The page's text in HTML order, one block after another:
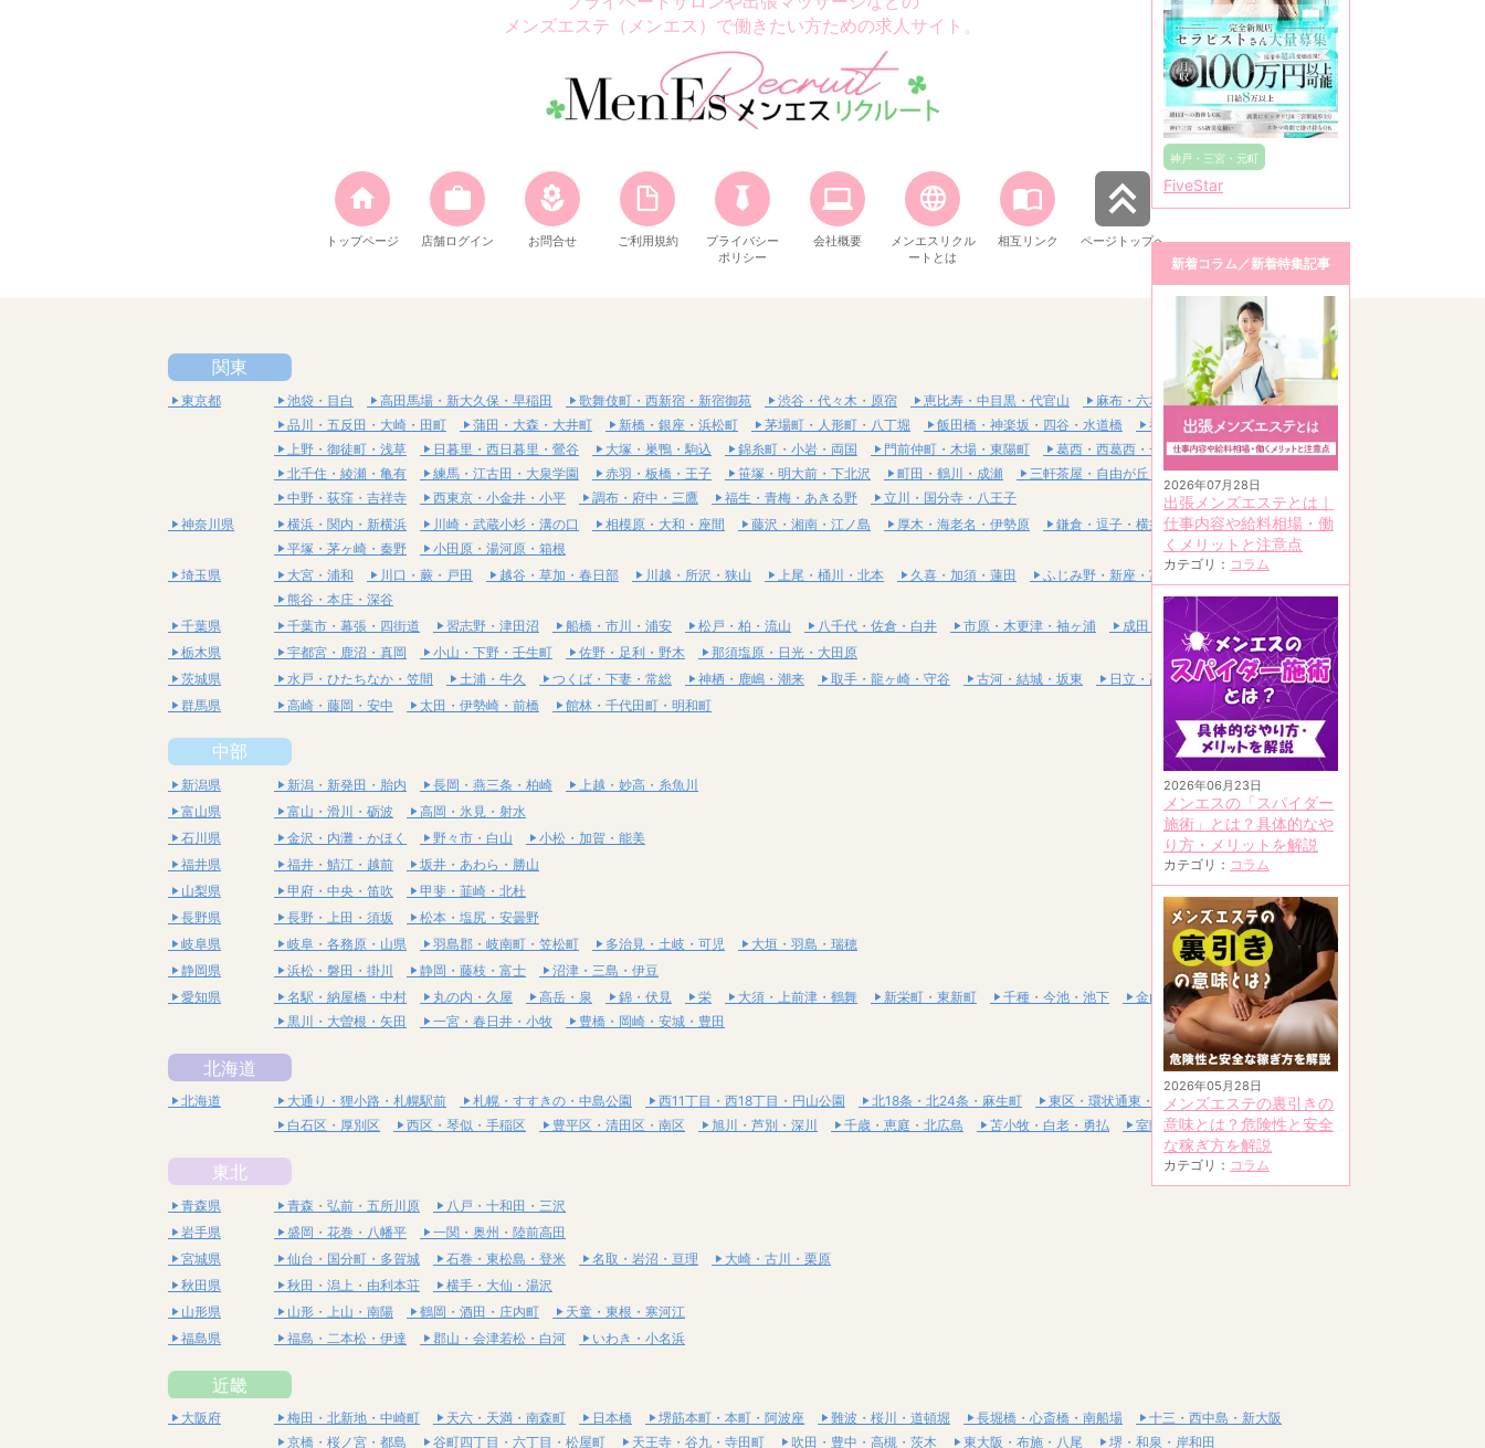
神戸・三宮・元町
FiveStar
新着コラム／新着特集記事
2026年07月28日
出張メンズエステとは｜
仕事内容や給料相場・働
くメリットと注意点
カテゴリ： コラム
2026年06月23日
メンエスの「スパイダー
施術」とは？具体的なや
り方・メリットを解説
カテゴリ： コラム
2026年05月28日
メンズエステの裏引きの
意味とは？危険性と安全
な稼ぎ方を解説
カテゴリ： コラム
メンズエステ（メンエス）で働きたい方ための求人サイト。
トップページ 店舗ログイン お問合せ ご利用規約
プライバシー
ポリシー
会社概要
メンエスリクル
ートとは
相互リンク ページトップへ
関東
東京都 池袋・目白 高田馬場・新大久保・早稲田 歌舞伎町・西新宿・新宿御苑 渋谷・代々木・原宿 恵比寿・中目黒・代官山
麻布・六本木・赤坂
品川・五反田・大崎・田町
蒲田・大森・大井町 新橋・銀座・浜松町 茅場町・人形町・八丁堀 飯田橋・神楽坂・四谷・水道橋
神田・秋葉原・浅草橋
上野・御徒町・浅草
日暮里・西日暮里・鶯谷 大塚・巣鴨・駒込 錦糸町・小岩・両国 門前仲町・木場・東陽町
葛西・西葛西・一之江
北千住・綾瀬・亀有
練馬・江古田・大泉学園 赤羽・板橋・王子 笹塚・明大前・下北沢 町田・鶴川・成瀬
三軒茶屋・自由が丘・二子玉川
中野・荻窪・吉祥寺
西東京・小金井・小平 調布・府中・三鷹 福生・青梅・あきる野
立川・国分寺・八王子
神奈川県
横浜・関内・新横浜 川崎・武蔵小杉・溝の口 相模原・大和・座間 藤沢・湘南・江ノ島 厚木・海老名・伊勢原
鎌倉・逗子・横須賀
平塚・茅ヶ崎・秦野
小田原・湯河原・箱根
埼玉県
大宮・浦和 川口・蕨・戸田 越谷・草加・春日部 川越・所沢・狭山 上尾・桶川・北本 久喜・加須・蓮田
ふじみ野・新座・富士見
熊谷・本庄・深谷
千葉県
千葉市・幕張・四街道 習志野・津田沼 船橋・市川・浦安 松戸・柏・流山 八千代・佐倉・白井 市原・木更津・袖ヶ浦
成田・富里・印西
栃木県
宇都宮・鹿沼・真岡 小山・下野・壬生町 佐野・足利・野木
那須塩原・日光・大田原
茨城県
水戸・ひたちなか・笠間 土浦・牛久 つくば・下妻・常総 神栖・鹿嶋・潮来 取手・龍ヶ崎・守谷 古河・結城・坂東
日立・高萩・常陸太田
群馬県
高崎・藤岡・安中 太田・伊勢崎・前橋 館林・千代田町・明和町
中部
新潟県 新潟・新発田・胎内 長岡・燕三条・柏崎
上越・妙高・糸魚川
富山県
富山・滑川・砺波
高岡・氷見・射水
石川県
金沢・内灘・かほく 野々市・白山
小松・加賀・能美
福井県
福井・鯖江・越前
坂井・あわら・勝山
山梨県
甲府・中央・笛吹
甲斐・韮崎・北杜
長野県
長野・上田・須坂
松本・塩尻・安曇野
岐阜県
岐阜・各務原・山県 羽島郡・岐南町・笠松町 多治見・土岐・可児
大垣・羽島・瑞穂
静岡県
浜松・磐田・掛川 静岡・藤枝・富士
沼津・三島・伊豆
愛知県
名駅・納屋橋・中村 丸の内・久屋 高岳・泉 錦・伏見 栄 大須・上前津・鶴舞 新栄町・東新町 千種・今池・池下
金山・熱田
黒川・大曽根・矢田
一宮・春日井・小牧 豊橋・岡崎・安城・豊田
北海道
北海道 大通り・狸小路・札幌駅前 札幌・すすきの・中島公園 西11丁目・西18丁目・円山公園 北18条・北24条・麻生町
東区・環状通東・新道東
白石区・厚別区
西区・琴似・手稲区 豊平区・清田区・南区 旭川・芦別・深川 千歳・恵庭・北広島 苫小牧・白老・勇払 室蘭・登別・伊達
東北
青森県 青森・弘前・五所川原
八戸・十和田・三沢
岩手県
盛岡・花巻・八幡平
一関・奥州・陸前高田
宮城県
仙台・国分町・多賀城 石巻・東松島・登米 名取・岩沼・亘理
大崎・古川・栗原
秋田県
秋田・潟上・由利本荘
横手・大仙・湯沢
山形県
山形・上山・南陽 鶴岡・酒田・庄内町
天童・東根・寒河江
福島県
福島・二本松・伊達 郡山・会津若松・白河 いわき・小名浜
近畿
大阪府 梅田・北新地・中崎町 天六・天満・南森町 日本橋 堺筋本町・本町・阿波座 難波・桜川・道頓堀 長堀橋・心斎橋・南船場
十三・西中島・新大阪
京橋・桜ノ宮・都島
谷町四丁目・六丁目・松屋町 天王寺・谷九・寺田町 吹田・豊中・高槻・茨木 東大阪・布施・八尾 堺・和泉・岸和田